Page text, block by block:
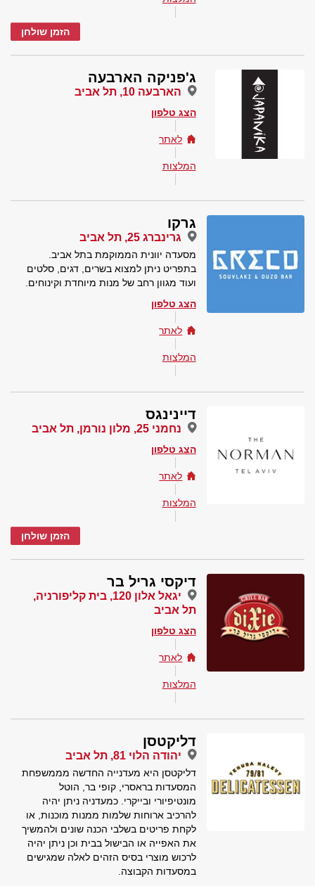
הזמן שולחן
ג'פניקה הארבעה
הארבעה 10, תל אביב
הצג טלפון
לאתר
המלצות
גרקו
גרינברג 25, תל אביב
מסעדה יוונית הממוקמת בתל אביב.
בתפריט ניתן למצוא בשרים, דגים, סלטים
ועוד מגוון רחב של מנות מיוחדת וקינוחים.
הצג טלפון
לאתר
המלצות
דיינינגס
נחמני 25, מלון נורמן, תל אביב
הצג טלפון
לאתר
המלצות
הזמן שולחן
דיקסי גריל בר
יגאל אלון 120, בית קליפורניה,
תל אביב
הצג טלפון
לאתר
המלצות
דליקטסן
יהודה הלוי 81, תל אביב
דליקטסן היא מעדנייה החדשה מממשפחת
המסעדות בראסרי, קופי בר, הוטל
מונטיפיורי ובייקרי. כמעדניה ניתן יהיה
להרכיב ארוחות שלמות ממנות מוכנות, או
לקחת פריטים בשלבי הכנה שונים ולהמשיך
את האפייה או הבישול בבית וכן ניתן יהיה
לרכוש מוצרי בסיס הזהים לאלה שמגישים
במסעדות הקבוצה.